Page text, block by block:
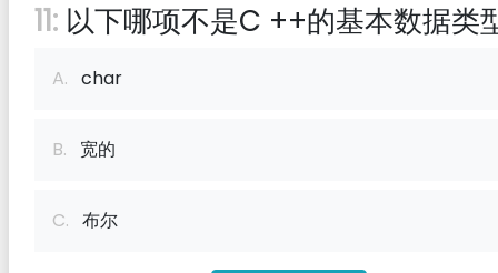
11: 以下哪项不是C ++的基本数据类
A. char
B. 宽的
C. 布尔